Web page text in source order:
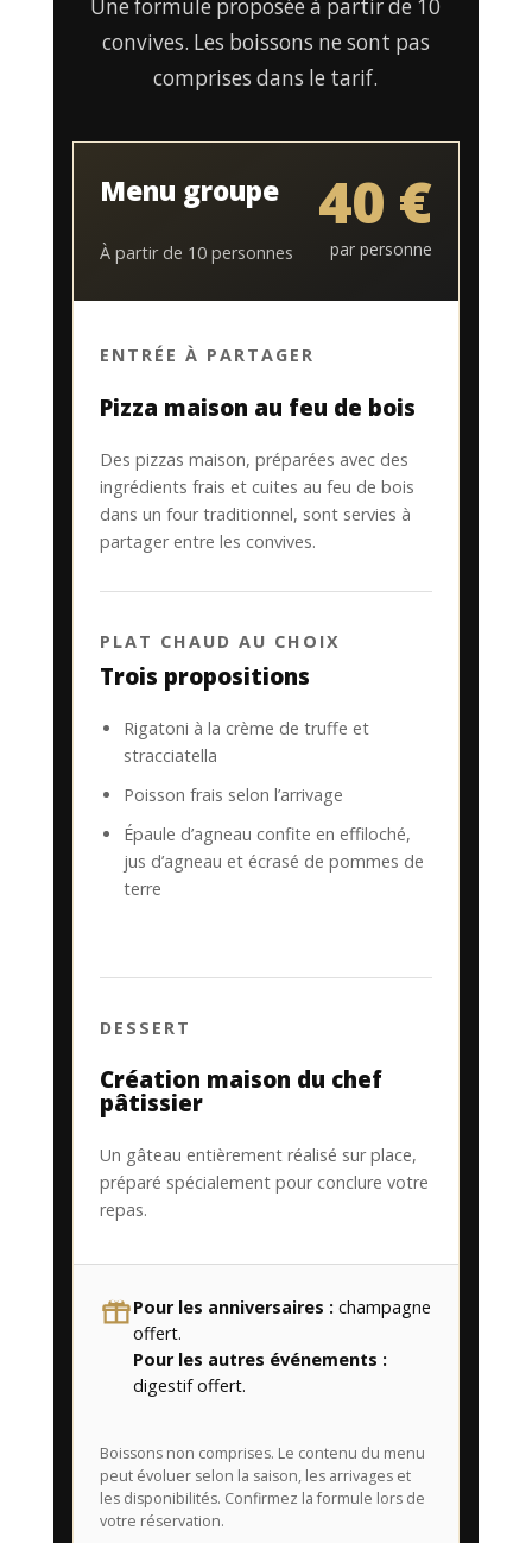
Une formule proposée à partir de 10
convives. Les boissons ne sont pas
comprises dans le tarif.
Menu groupe
À partir de 10 personnes
40 €
par personne
ENTRÉE À PARTAGER
Pizza maison au feu de bois
Des pizzas maison, préparées avec des
ingrédients frais et cuites au feu de bois
dans un four traditionnel, sont servies à
partager entre les convives.
PLAT CHAUD AU CHOIX
Trois propositions
Rigatoni à la crème de truffe et
stracciatella
Poisson frais selon l’arrivage
Épaule d’agneau confite en effiloché,
jus d’agneau et écrasé de pommes de
terre
DESSERT
Création maison du chef
pâtissier
Un gâteau entièrement réalisé sur place,
préparé spécialement pour conclure votre
repas.
Pour les anniversaires : champagne
offert.
Pour les autres événements :
digestif offert.
Boissons non comprises. Le contenu du menu
peut évoluer selon la saison, les arrivages et
les disponibilités. Confirmez la formule lors de
votre réservation.